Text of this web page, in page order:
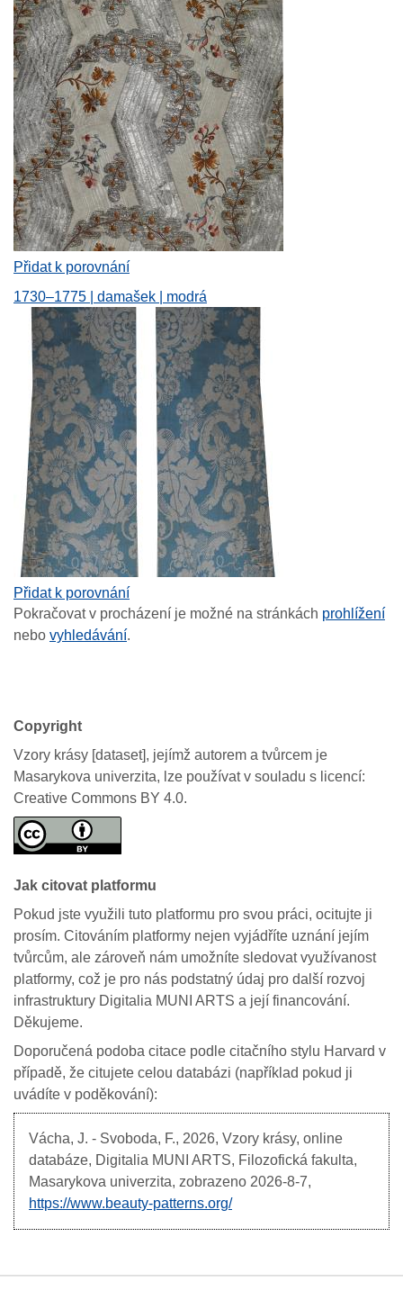
Přidat k porovnání
1730–1775 | damašek | modrá
Přidat k porovnání
Pokračovat v procházení je možné na stránkách prohlížení
nebo vyhledávání.
Copyright
Vzory krásy [dataset], jejímž autorem a tvůrcem je
Masarykova univerzita, lze používat v souladu s licencí:
Creative Commons BY 4.0.
Jak citovat platformu
Pokud jste využili tuto platformu pro svou práci, ocitujte ji
prosím. Citováním platformy nejen vyjádříte uznání jejím
tvůrcům, ale zároveň nám umožníte sledovat využívanost
platformy, což je pro nás podstatný údaj pro další rozvoj
infrastruktury Digitalia MUNI ARTS a její financování.
Děkujeme.
Doporučená podoba citace podle citačního stylu Harvard v
případě, že citujete celou databázi (například pokud ji
uvádíte v poděkování):
Vácha, J. - Svoboda, F., 2026, Vzory krásy, online
databáze, Digitalia MUNI ARTS, Filozofická fakulta,
Masarykova univerzita, zobrazeno 2026-8-7,
https://www.beauty-patterns.org/